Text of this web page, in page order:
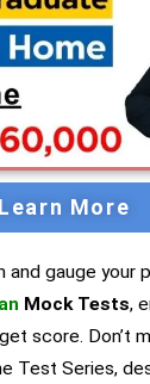
Learn More
and gauge your
Mock Tests,
score. Don’t
Test Series,